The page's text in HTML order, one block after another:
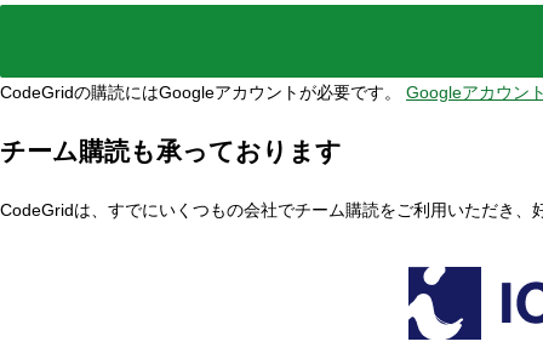
CodeGridの購読にはGoogleアカウントが必要です。 Googleアカウン
チーム購読も承っております
CodeGridは、すでにいくつもの会社でチーム購読をご利用いただき、